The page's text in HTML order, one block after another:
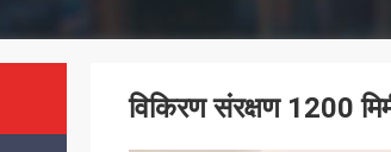
विकिरण संरक्षण 1200